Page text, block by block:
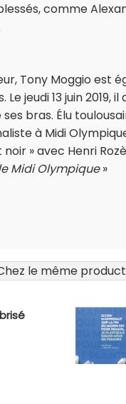
comme
Tony Moggio est
jeudi 13 juin 2019,
bras. Élu
à Midi
» avec Henri
Midi Olympique»
le même